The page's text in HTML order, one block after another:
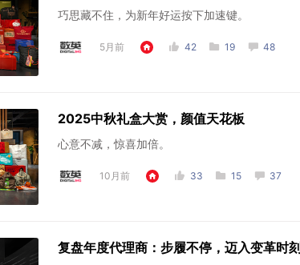
巧思藏不住，为新年好运按下加速键。
5月前 42 19 48
2025中秋礼盒大赏，颜值天花板
心意不减，惊喜加倍。
10月前 33 15 37
复盘年度代理商：步履不停，迈入变革时刻